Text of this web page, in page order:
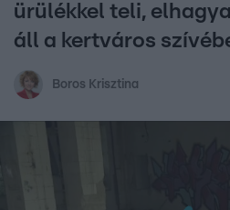
ürülékkel teli,
áll a kertváros
Boros Krisztina